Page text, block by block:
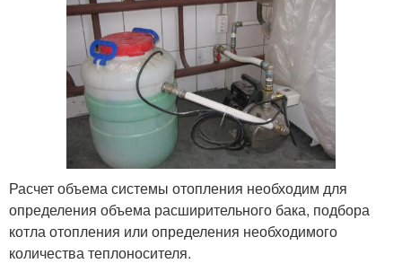
Расчет объема системы отопления необходим для
определения объема расширительного бака, подбора
котла отопления или определения необходимого
количества теплоносителя.